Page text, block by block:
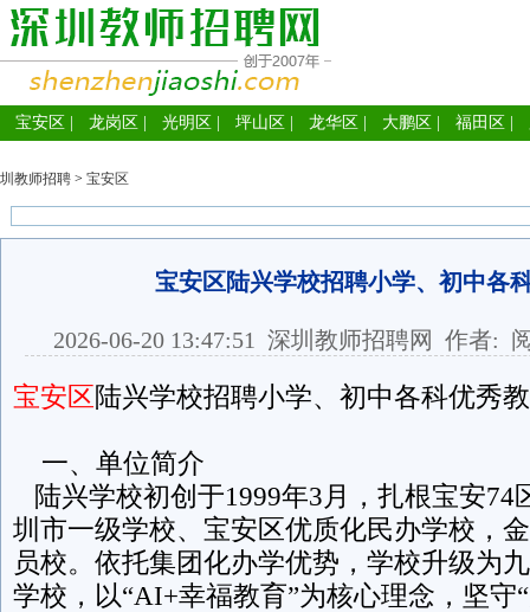
宝安区 龙岗区 光明区 坪山区 龙华区 大鹏区 福田区
圳教师招聘 > 宝安区
宝安区陆兴学校招聘小学、初中各
2026-06-20 13:47:51 深圳教师招聘网 作者:
宝安区陆兴学校招聘小学、初中各科优秀
一、单位简介
陆兴学校初创于1999年3月，扎根宝安74
圳市一级学校、宝安区优质化民办学校，
员校。依托集团化办学优势，学校升级为
学校，以“AI+幸福教育”为核心理念，坚守